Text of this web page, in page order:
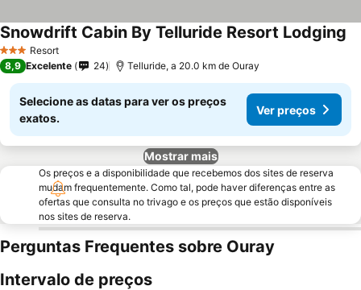
3 EstrelasResort
Snowdrift Cabin By Telluride Resort Lodging
8,9 Excelente 24 Telluride, a 20.0 km de Ouray
Selecione as datas para ver os preços
exatos.
Ver preços
Mostrar mais
Os preços e a disponibilidade que recebemos dos sites de reserva
mudam frequentemente. Como tal, pode haver diferenças entre as
ofertas que consulta no trivago e os preços que estão disponíveis
nos sites de reserva.
Perguntas Frequentes sobre Ouray
Intervalo de preços